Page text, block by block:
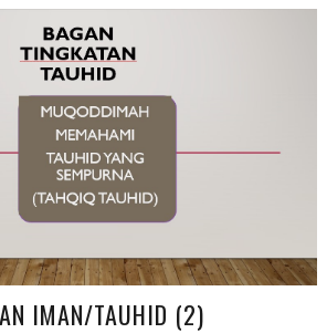
IMAN/TAUHID (2)